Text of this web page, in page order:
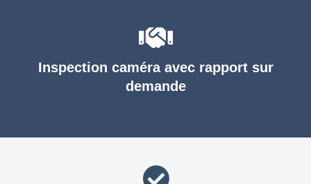
Inspection caméra avec rapport sur
demande